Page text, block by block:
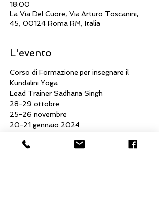
18:00
La Via Del Cuore, Via Arturo Toscanini,
45, 00124 Roma RM, Italia
L'evento
Corso di Formazione per insegnare il
Kundalini Yoga
Lead Trainer Sadhana Singh
28-29 ottobre
25-26 novembre
20-21 gennaio 2024
Mostra di più